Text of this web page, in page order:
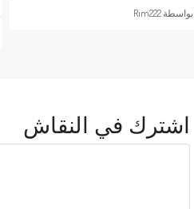
بواسطة Rim222
اشترك في النقاش